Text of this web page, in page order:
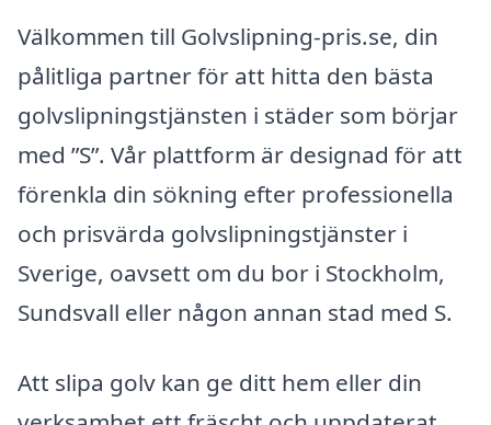
Välkommen till Golvslipning-pris.se, din
pålitliga partner för att hitta den bästa
golvslipningstjänsten i städer som börjar
med ”S”. Vår plattform är designad för att
förenkla din sökning efter professionella
och prisvärda golvslipningstjänster i
Sverige, oavsett om du bor i Stockholm,
Sundsvall eller någon annan stad med S.
Att slipa golv kan ge ditt hem eller din